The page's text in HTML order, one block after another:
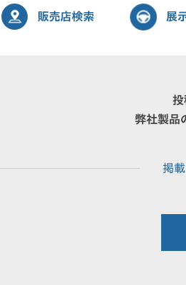
販売店検索 展
投
弊社製品